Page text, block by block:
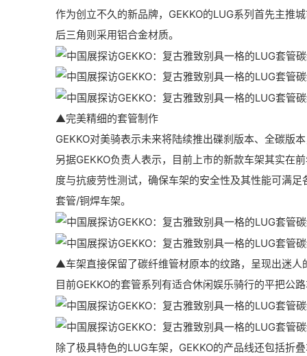
作为创立不久的新品牌，GEKKO的LUG系列首先主推
后三角则采用铝合金材质。
▲完美精细的套管制作
GEKKO对美骑表示未来将陆续推出碟刹版本、全碳版
另据GEKKO负责人表示，目前上市的新款车架其实在
度与抗疲劳性测试，确保车架的安全性及其性能可满
套管/铜焊车架。
▲车架直接保留了碳纤维管材原本的纹路，呈现出迷人
目前GEKKO的套管系列有适合休闲娱乐骑行的平把公
除了极具特色的LUG车架，GEKKO的产品线还包括折